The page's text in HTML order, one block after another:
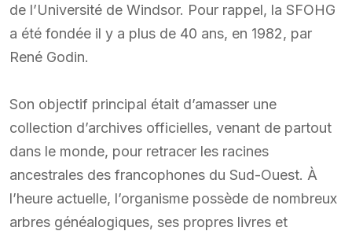
de l’Université de Windsor. Pour rappel, la SFOHG
a été fondée il y a plus de 40 ans, en 1982, par
René Godin.
Son objectif principal était d’amasser une
collection d’archives officielles, venant de partout
dans le monde, pour retracer les racines
ancestrales des francophones du Sud-Ouest. À
l’heure actuelle, l’organisme possède de nombreux
arbres généalogiques, ses propres livres et